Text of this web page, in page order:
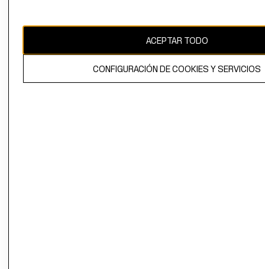
CAMBIAR REGIÓN
El contenido de esta página web está protegido por copyright y es
ACEPTAR TODO
CONFIGURACIÓN DE COOKIES Y SERVICIOS